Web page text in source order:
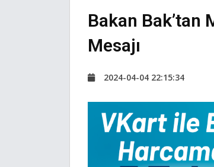
Bakan
Mesajı
2024-04-04 22:15:34